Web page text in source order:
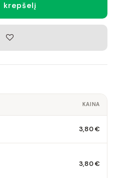
krepšelį
KAINA
3,80 €
3,80 €